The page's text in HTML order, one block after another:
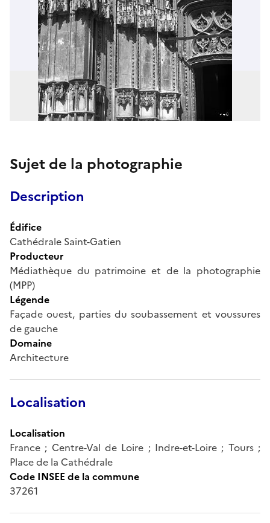
Sujet de la photographie
Description
Édifice
Cathédrale Saint-Gatien
Producteur
Médiathèque du patrimoine et de la photographie
(MPP)
Légende
Façade ouest, parties du soubassement et voussures
de gauche
Domaine
Architecture
Localisation
Localisation
France ; Centre-Val de Loire ; Indre-et-Loire ; Tours ;
Place de la Cathédrale
Code INSEE de la commune
37261